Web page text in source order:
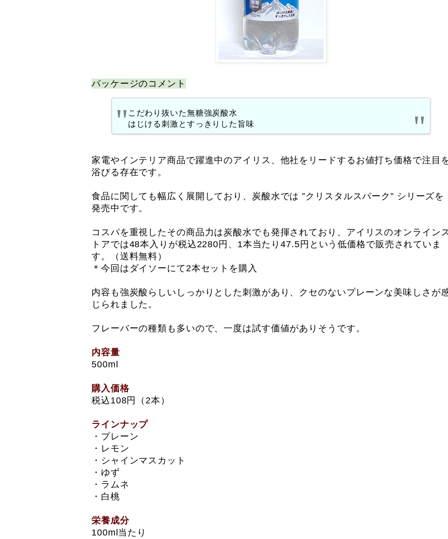
パッケージのコメント
こだわり抜いた無糖強炭酸水
はじける刺激とすっきりした旨味
家電やインテリア商品で躍進中のアイリス、他社をリードするお値打ち価格で注目
浴びる存在です。
食品に関しても幅広く展開しており、炭酸水では ”クリスタルスパーク” シリーズを
発売中です。
コスパを重視したその商品力は炭酸水でも発揮されており、アイリスのオンラインス
トアでは48本入りが税込2280円、1本当たり47.5円という低価格で販売されていま
す。（送料無料）
＊今回はダイソーにて2本セットを購入
内容も強炭酸らしいしっかりとした刺激があり、クセのないプレーンな美味しさが
じられました。
フレーバーの種類も多いので、一度は試す価値がありそうです。
内容量
500ml
購入価格
税込108円（2本）
ラインナップ
・プレーン
・レモン
・シャインマスカット
・ゆず
・ラムネ
・白桃
栄養成分
100ml当たり